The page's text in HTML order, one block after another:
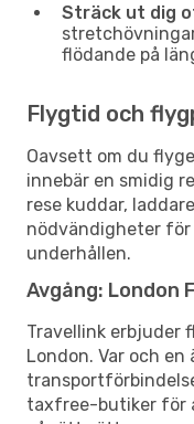
Sträck ut dig
flödande på
Flygtid och
Oavsett om du
innebär en smidig
rese kuddar,
nödvändigheter för
underhållen.
Avgång: London
Travellink erbjuder
London. Var och
taxfree-butiker för